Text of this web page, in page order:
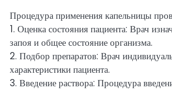
Процедура применения капельницы
1. Оценка состояния пациента: Врач
запоя и общее состояние организма.
2. Подбор препаратов: Врач
характеристики пациента.
3. Введение раствора: Процедура